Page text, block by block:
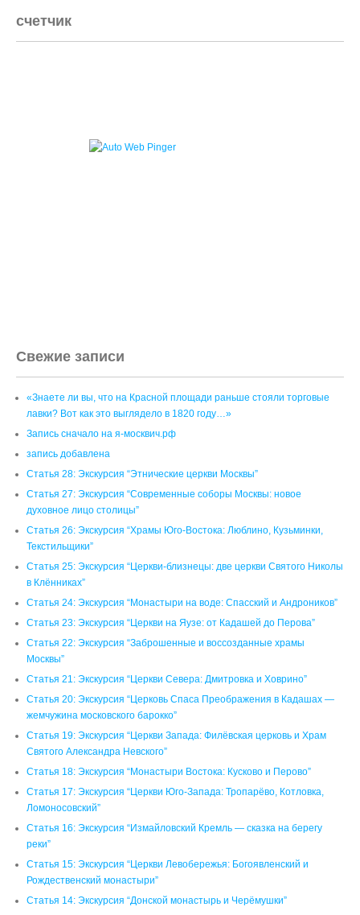
счетчик
Свежие записи
«Знаете ли вы, что на Красной площади раньше стояли торговые
лавки? Вот как это выглядело в 1820 году…»
Запись сначало на я-москвич.рф
запись добавлена
Статья 28: Экскурсия “Этнические церкви Москвы”
Статья 27: Экскурсия “Современные соборы Москвы: новое
духовное лицо столицы”
Статья 26: Экскурсия “Храмы Юго-Востока: Люблино, Кузьминки,
Текстильщики”
Статья 25: Экскурсия “Церкви-близнецы: две церкви Святого Николы
в Клённиках”
Статья 24: Экскурсия “Монастыри на воде: Спасский и Андроников”
Статья 23: Экскурсия “Церкви на Яузе: от Кадашей до Перова”
Статья 22: Экскурсия “Заброшенные и воссозданные храмы
Москвы”
Статья 21: Экскурсия “Церкви Севера: Дмитровка и Ховрино”
Статья 20: Экскурсия “Церковь Спаса Преображения в Кадашах —
жемчужина московского барокко”
Статья 19: Экскурсия “Церкви Запада: Филёвская церковь и Храм
Святого Александра Невского”
Статья 18: Экскурсия “Монастыри Востока: Кусково и Перово”
Статья 17: Экскурсия “Церкви Юго-Запада: Тропарёво, Котловка,
Ломоносовский”
Статья 16: Экскурсия “Измайловский Кремль — сказка на берегу
реки”
Статья 15: Экскурсия “Церкви Левобережья: Богоявленский и
Рождественский монастыри”
Статья 14: Экскурсия “Донской монастырь и Черёмушки”